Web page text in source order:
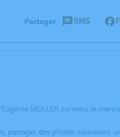
Partager SMS
MULLER survenu le
partager des photos souvenirs,